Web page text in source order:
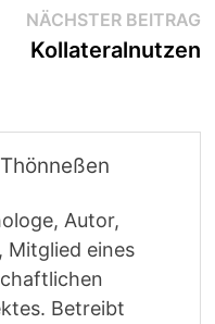
NÄCHSTER BEITRAG
Kollateralnutzen
Autor,
Mitglied eines
Betreibt